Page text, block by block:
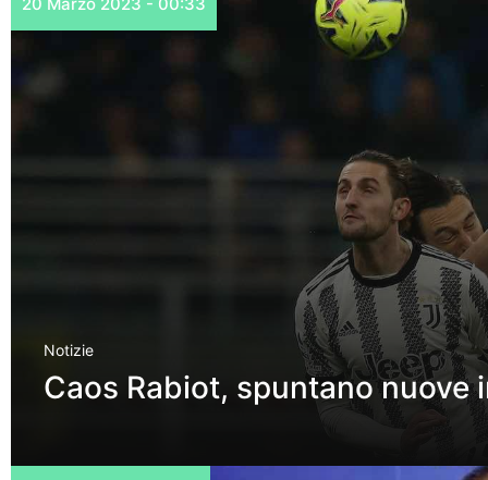
20 Marzo 2023 - 00:33
Notizie
Caos Rabiot, spuntano nuove